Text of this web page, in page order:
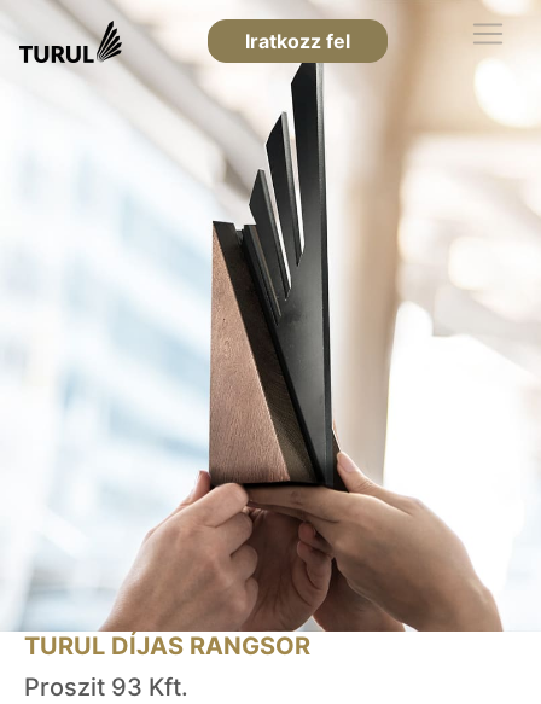
Iratkozz fel
TURUL DÍJAS RANGSOR
Proszit 93 Kft.